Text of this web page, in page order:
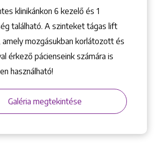
klinikánkon 6 kezelő ­és 1
található. A szinteket tágas lift
mozgásukban korlátozott és
érkező pácienseink számára is
használható!
Galéria megtekintése